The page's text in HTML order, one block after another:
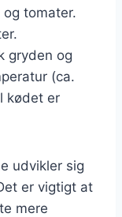
tomater.
gryden og
(ca.
kødet er
udvikler sig
er vigtigt at
mere